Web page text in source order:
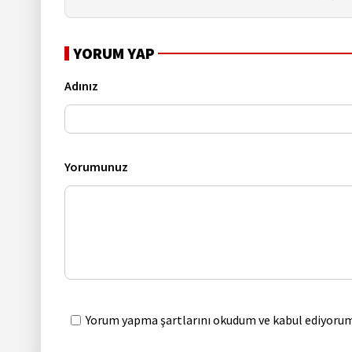
YORUM YAP
Adınız
Yorumunuz
Yorum yapma şartlarını okudum ve kabul